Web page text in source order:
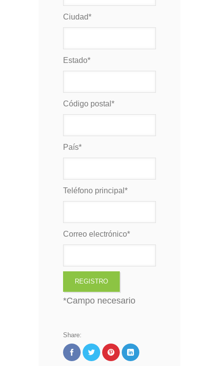
Ciudad*
Estado*
Código postal *
País*
Teléfono principal *
Correo electrónico*
*Campo necesario
Share: